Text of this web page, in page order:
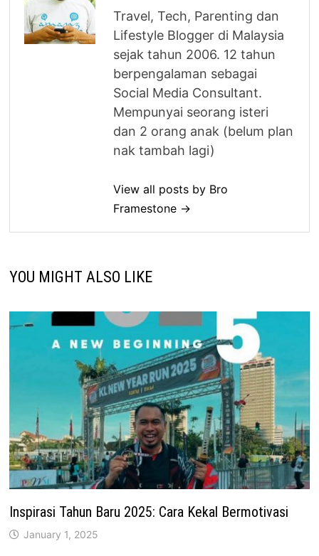
Travel, Tech, Parenting dan
Lifestyle Blogger di Malaysia
sejak tahun 2006. 12 tahun
berpengalaman sebagai
Social Media Consultant.
Mempunyai seorang isteri
dan 2 orang anak (belum plan
nak tambah lagi)
View all posts by Bro
Framestone →
YOU MIGHT ALSO LIKE
Inspirasi Tahun Baru 2025: Cara Kekal Bermotivasi
January 1, 2025